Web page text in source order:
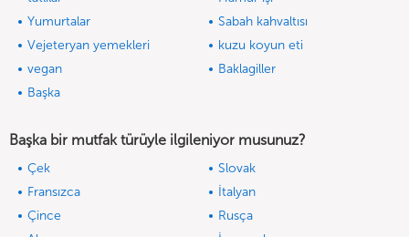
Yumurtalar
Sabah kahvaltısı
Vejeteryan yemekleri
kuzu koyun eti
vegan
Baklagiller
Başka
Başka bir mutfak türüyle ilgileniyor musunuz?
Çek
Slovak
Fransızca
İtalyan
Çince
Rusça